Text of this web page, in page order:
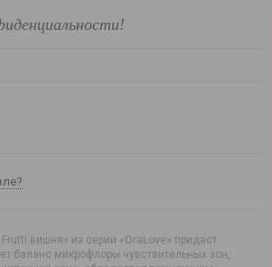
вишня» из серии «OraLove» придаст
баланс микрофлоры чувствительных зон,